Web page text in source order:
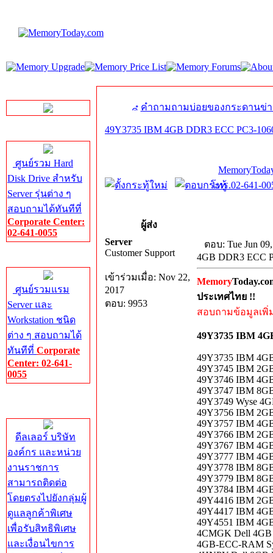
ศูนย์รวม Hard
Disk Drive สำหรับ
Server รุ่นต่าง ๆ
สอบถามได้ทันทีที่
Corporate Center:
02-641-0055
ศูนย์รวมแรม
Server และ
Workstation ชนิด
ต่าง ๆ สอบถามได้
ทันทีที่ Corporate
Center: 02-641-
0055
ดีลเลอร์ บริษัท
องค์กร และหน่วย
งานราชการ
สามารถติดต่อ
โดยตรงไปยังกลุ่มผู้
ดูแลลูกค้าพิเศษ
เพื่อรับสิทธิพิเศษ
และเงื่อนไขการ
คำถามถามบ่อยของกระดานข่
49Y3735 IBM 4GB DDR3 ECC PC3-
โทร.02-641-
ผู้ส่ง
Server
Customer Support
เข้าร่วมเมื่อ: Nov 22,
2017
ตอบ: 9953
ตอบ: Tue Jun
4GB DDR3 ECC
Memory
ประเทศไทย !!
สอบถามข้อมูลเพิ่
49Y3735 IBM
49Y3735 IBM
49Y3745 IBM
49Y3746 IBM
49Y3747 IBM
49Y3749 Wyse
49Y3756 IBM
49Y3757 IBM
49Y3766 IBM
49Y3767 IBM
49Y3777 IBM
49Y3778 IBM
49Y3779 IBM
49Y3784 IBM
49Y4416 IBM
49Y4417 IBM
49Y4551 IBM
4CMGK Dell 4GB
4GB-ECC-RAM